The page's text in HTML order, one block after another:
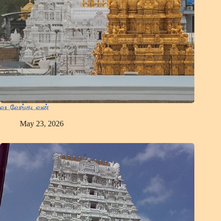
வடவேங்கடவன்
May 23, 2026